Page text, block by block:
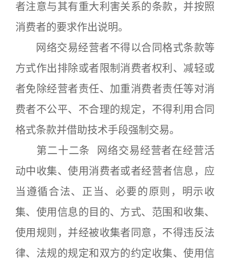
者注意与其有重大利害关系的条款，并按照
消费者的要求作出说明。
网络交易经营者不得以合同格式条款等
方式作出排除或者限制消费者权利、减轻或
者免除经营者责任、加重消费者责任等对消
费者不公平、不合理的规定，不得利用合同
格式条款并借助技术手段强制交易。
第二十二条 网络交易经营者在经营活
动中收集、使用消费者或者经营者信息，应
当遵循合法、正当、必要的原则，明示收
集、使用信息的目的、方式、范围和收集、
使用规则，并经被收集者同意，不得违反法
律、法规的规定和双方的约定收集、使用信